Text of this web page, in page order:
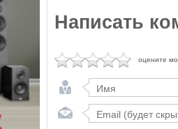
Написать
оцените